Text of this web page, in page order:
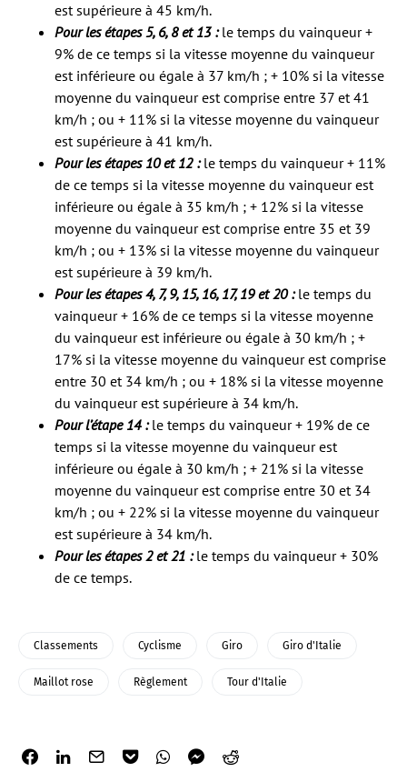
est supérieure à 45 km/h.
Pour les étapes 5, 6, 8 et 13 :le temps du vainqueur +
9% de ce temps si la vitesse moyenne du vainqueur
est inférieure ou égale à 37 km/h ; + 10% si la vitesse
moyenne du vainqueur est comprise entre 37 et 41
km/h ; ou + 11% si la vitesse moyenne du vainqueur
est supérieure à 41 km/h.
Pour les étapes 10 et 12 :le temps du vainqueur + 11%
de ce temps si la vitesse moyenne du vainqueur est
inférieure ou égale à 35 km/h ; + 12% si la vitesse
moyenne du vainqueur est comprise entre 35 et 39
km/h ; ou + 13% si la vitesse moyenne du vainqueur
est supérieure à 39 km/h.
Pour les étapes 4, 7, 9, 15, 16, 17, 19 et 20 :le temps du
vainqueur + 16% de ce temps si la vitesse moyenne
du vainqueur est inférieure ou égale à 30 km/h ; +
17% si la vitesse moyenne du vainqueur est comprise
entre 30 et 34 km/h ; ou + 18% si la vitesse moyenne
du vainqueur est supérieure à 34 km/h.
Pour l’étape 14 : le temps du vainqueur + 19% de ce
temps si la vitesse moyenne du vainqueur est
inférieure ou égale à 30 km/h ; + 21% si la vitesse
moyenne du vainqueur est comprise entre 30 et 34
km/h ; ou + 22% si la vitesse moyenne du vainqueur
est supérieure à 34 km/h.
Pour les étapes 2 et 21 :le temps du vainqueur + 30%
de ce temps.
Classements Cyclisme Giro Giro d'Italie
Maillot rose Règlement Tour d'Italie